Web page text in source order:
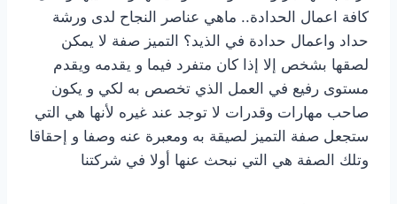
كافة اعمال الحدادة.. ماهي عناصر النجاح لدى ورشة
حداد واعمال حدادة في الذيد؟ التميز صفة لا يمكن
لصقها بشخص إلا إذا كان متفرد فيما و يقدمه ويقدم
مستوى رفيع في العمل الذي تخصص به لكي و يكون
صاحب مهارات وقدرات لا توجد عند غيره لأنها هي التي
ستجعل صفة التميز لصيقة به ومعبرة عنه وصفا و إحقاقا
وتلك الصفة هي التي نبحث عنها أولا في شركتنا